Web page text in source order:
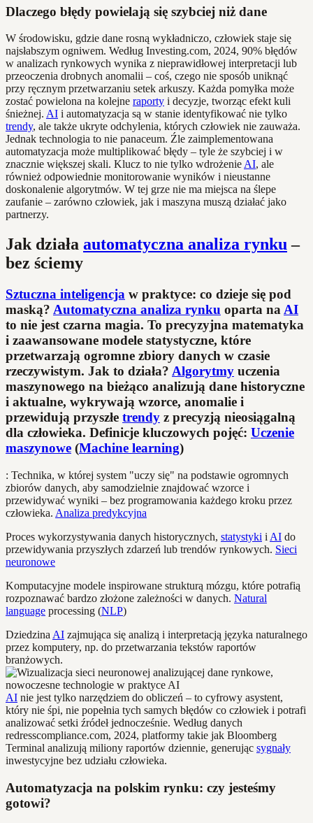
Dlaczego błędy powielają się szybciej niż dane
W środowisku, gdzie dane rosną wykładniczo, człowiek staje się
najsłabszym ogniwem. Według Investing.com, 2024, 90% błędów
w analizach rynkowych wynika z nieprawidłowej interpretacji lub
przeoczenia drobnych anomalii – coś, czego nie sposób uniknąć
przy ręcznym przetwarzaniu setek arkuszy. Każda pomyłka może
zostać powielona na kolejne raporty i decyzje, tworząc efekt kuli
śnieżnej. AI i automatyzacja są w stanie identyfikować nie tylko
trendy, ale także ukryte odchylenia, których człowiek nie zauważa.
Jednak technologia to nie panaceum. Źle zaimplementowana
automatyzacja może multiplikować błędy – tyle że szybciej i w
znacznie większej skali. Klucz to nie tylko wdrożenie AI, ale
również odpowiednie monitorowanie wyników i nieustanne
doskonalenie algorytmów. W tej grze nie ma miejsca na ślepe
zaufanie – zarówno człowiek, jak i maszyna muszą działać jako
partnerzy.
Jak działa automatyczna analiza rynku –
bez ściemy
Sztuczna inteligencja w praktyce: co dzieje się pod
maską? Automatyczna analiza rynku oparta na AI
to nie jest czarna magia. To precyzyjna matematyka
i zaawansowane modele statystyczne, które
przetwarzają ogromne zbiory danych w czasie
rzeczywistym. Jak to działa? Algorytmy uczenia
maszynowego na bieżąco analizują dane historyczne
i aktualne, wykrywają wzorce, anomalie i
przewidują przyszłe trendy z precyzją nieosiągalną
dla człowieka. Definicje kluczowych pojęć: Uczenie
maszynowe (Machine learning)
: Technika, w której system "uczy się" na podstawie ogromnych
zbiorów danych, aby samodzielnie znajdować wzorce i
przewidywać wyniki – bez programowania każdego kroku przez
człowieka. Analiza predykcyjna
Proces wykorzystywania danych historycznych, statystyki i AI do
przewidywania przyszłych zdarzeń lub trendów rynkowych. Sieci
neuronowe
Komputacyjne modele inspirowane strukturą mózgu, które potrafią
rozpoznawać bardzo złożone zależności w danych. Natural
language processing (NLP)
Dziedzina AI zajmująca się analizą i interpretacją języka naturalnego
przez komputery, np. do przetwarzania tekstów raportów
branżowych.
AI nie jest tylko narzędziem do obliczeń – to cyfrowy asystent,
który nie śpi, nie popełnia tych samych błędów co człowiek i potrafi
analizować setki źródeł jednocześnie. Według danych
redresscompliance.com, 2024, platformy takie jak Bloomberg
Terminal analizują miliony raportów dziennie, generując sygnały
inwestycyjne bez udziału człowieka.
Automatyzacja na polskim rynku: czy jesteśmy
gotowi?